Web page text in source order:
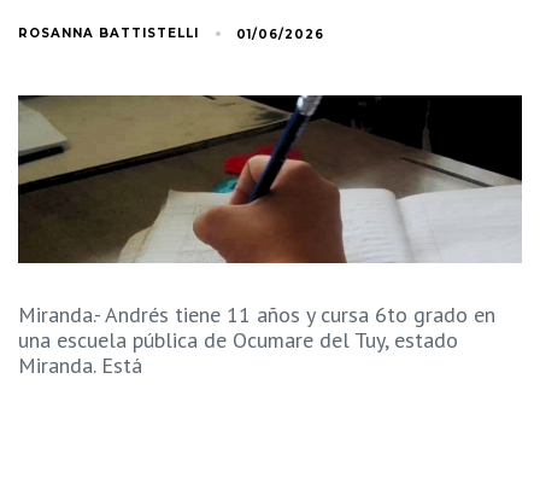
ROSANNA BATTISTELLI 01/06/2026
Miranda.- Andrés tiene 11 años y cursa 6to grado en
una escuela pública de Ocumare del Tuy, estado
Miranda. Está